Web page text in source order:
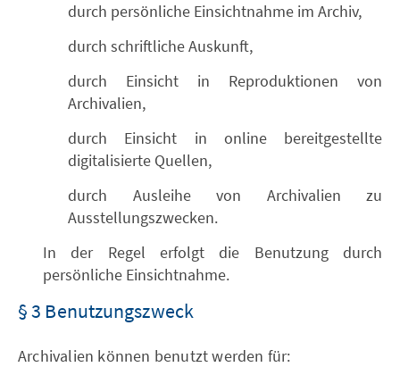
durch persönliche Einsichtnahme im Archiv,
durch schriftliche Auskunft,
durch Einsicht in Reproduktionen von
Archivalien,
durch Einsicht in online bereitgestellte
digitalisierte Quellen,
durch Ausleihe von Archivalien zu
Ausstellungszwecken.
In der Regel erfolgt die Benutzung durch
persönliche Einsichtnahme.
§ 3 Benutzungszweck
Archivalien können benutzt werden für: